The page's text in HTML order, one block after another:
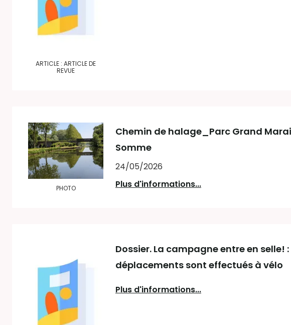
ARTICLE : ARTICLE DE
REVUE
PHOTO
Chemin de halage_Parc Grand
Somme
24/05/2026
Plus d'informations...
Dossier. La campagne entre en
déplacements sont effectués à vélo
Plus d'informations...